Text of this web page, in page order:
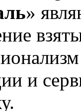
»
и